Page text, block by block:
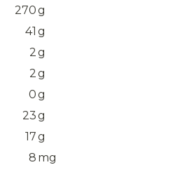
270g
41 g
2g
2g
0g
23g
17g
8 mg